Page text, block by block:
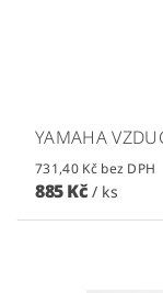
YAMAHA
731,40 Kč bez DPH
885 Kč / ks